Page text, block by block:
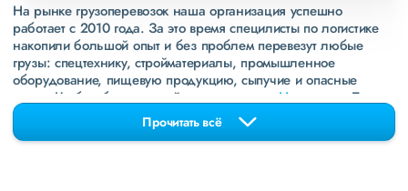
На рынке грузоперевозок наша организация успешно
работает с 2010 года. За это время специлисты по логистике
накопили большой опыт и без проблем перевезут любые
грузы: спецтехнику, стройматериалы, промышленное
оборудование, пищевую продукцию, сыпучие и опасные
грузы. Чтобы убедиться зайдите в раздел
«Наш опыт»
. Там
свежие примеры перевозок, которые обновляются несколько
раз в неделю. Также недавно мы запустили новые
направления вДНРиЛНР. Предоставляем все стандартные
Прочитать всё